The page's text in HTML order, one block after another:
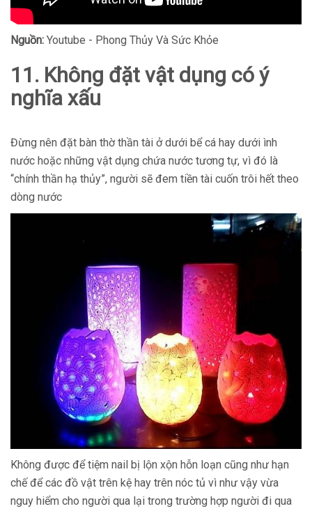
Nguồn: Youtube - Phong Thủy Và Sức Khỏe
11. Không đặt vật dụng có ý
nghĩa xấu
Đừng nên đặt bàn thờ thần tài ở dưới bể cá hay dưới ình
nước hoặc những vật dụng chứa nước tương tự, vì đó là
“chính thần hạ thủy”, người sẽ đem tiền tài cuốn trôi hết theo
dòng nước
Không được để tiệm nail bị lộn xộn hỗn loạn cũng như hạn
chế để các đồ vật trên kệ hay trên nóc tủ vì như vậy vừa
nguy hiểm cho người qua lại trong trường hợp người đi qua